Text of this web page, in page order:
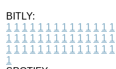
BITLY:
1 1 1 1 1 1 1 1 1 1 1 1 1 1
1 1 1 1 1 1 1 1 1 1 1 1 1 1
1 1 1 1 1 1 1 1 1 1 1 1 1 1
1